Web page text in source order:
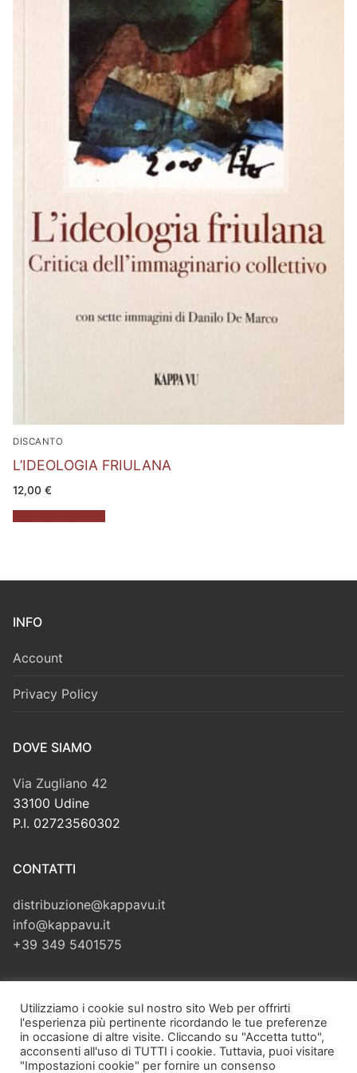
DISCANTO
L’IDEOLOGIA FRIULANA
12,00 €
INFO
Account
Privacy Policy
DOVE SIAMO
Via Zugliano 42
33100 Udine
P.I. 02723560302
CONTATTI
distribuzione@kappavu.it
info@kappavu.it
+39 349 5401575
Cerca:
Utilizziamo i cookie sul nostro sito Web per offrirti
l'esperienza più pertinente ricordando le tue preferenze
in occasione di altre visite. Cliccando su "Accetta tutto",
acconsenti all'uso di TUTTI i cookie. Tuttavia, puoi visitare
"Impostazioni cookie" per fornire un consenso